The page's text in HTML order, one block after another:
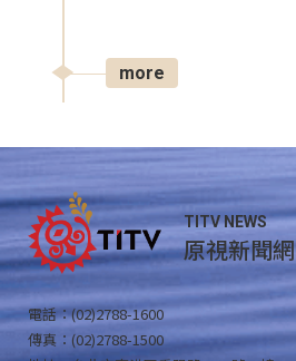
more
TITV NEWS
原視新聞網
電話：(02)2788-1600
傳真：(02)2788-1500